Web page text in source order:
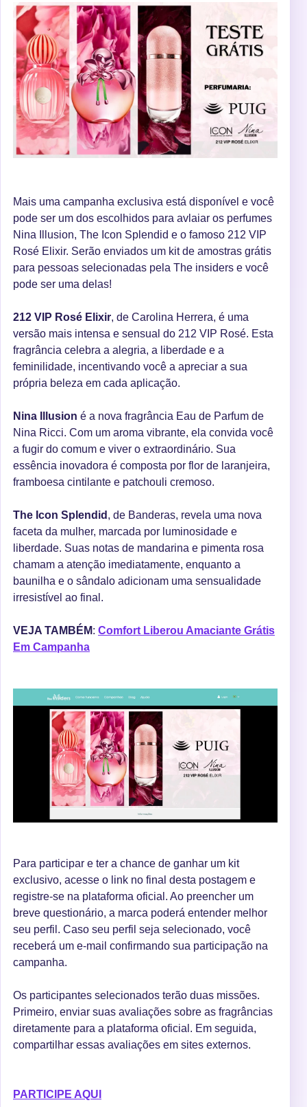
Mais uma campanha exclusiva está disponível e você
pode ser um dos escolhidos para avlaiar os perfumes
Nina Illusion, The Icon Splendid e o famoso 212 VIP
Rosé Elixir. Serão enviados um kit de amostras grátis
para pessoas selecionadas pela The insiders e você
pode ser uma delas!
212 VIP Rosé Elixir, de Carolina Herrera, é uma
versão mais intensa e sensual do 212 VIP Rosé. Esta
fragrância celebra a alegria, a liberdade e a
feminilidade, incentivando você a apreciar a sua
própria beleza em cada aplicação.
Nina Illusion é a nova fragrância Eau de Parfum de
Nina Ricci. Com um aroma vibrante, ela convida você
a fugir do comum e viver o extraordinário. Sua
essência inovadora é composta por flor de laranjeira,
framboesa cintilante e patchouli cremoso.
The Icon Splendid , de Banderas, revela uma nova
faceta da mulher, marcada por luminosidade e
liberdade. Suas notas de mandarina e pimenta rosa
chamam a atenção imediatamente, enquanto a
baunilha e o sândalo adicionam uma sensualidade
irresistível ao final.
VEJA TAMBÉM: Comfort Liberou Amaciante Grátis
Em Campanha
Para participar e ter a chance de ganhar um kit
exclusivo, acesse o link no final desta postagem e
registre-se na plataforma oficial. Ao preencher um
breve questionário, a marca poderá entender melhor
seu perfil. Caso seu perfil seja selecionado, você
receberá um e-mail confirmando sua participação na
campanha.
Os participantes selecionados terão duas missões.
Primeiro, enviar suas avaliações sobre as fragrâncias
diretamente para a plataforma oficial. Em seguida,
compartilhar essas avaliações em sites externos.
PARTICIPE AQUI